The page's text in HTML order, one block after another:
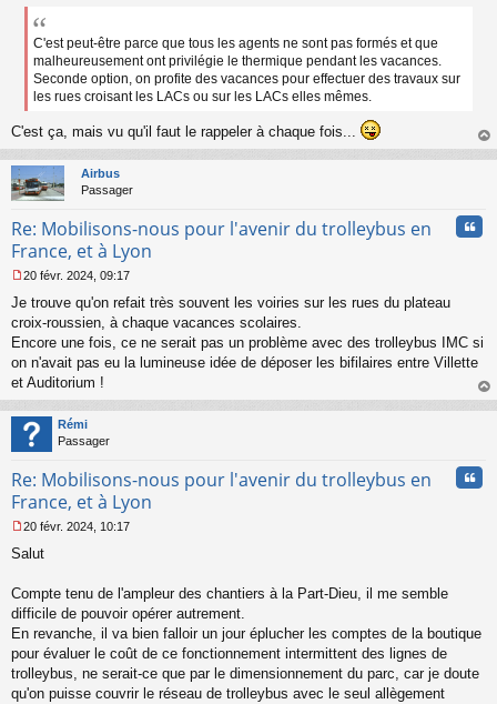
e
n
l
u
C'est peut-être parce que tous les agents ne sont pas formés et que
malheureusement ont privilégie le thermique pendant les vacances.
Seconde option, on profite des vacances pour effectuer des travaux sur
les rues croisant les LACs ou sur les LACs elles mêmes.
C'est ça, mais vu qu'il faut le rappeler à chaque fois...
au
Airbus
Passager
Re: Mobilisons-nous pour l'avenir du trolleybus en
France, et à Lyon
e
s
s
g
e
n
o
n
l
20 févr. 2024, 09:17
Je trouve qu'on refait très souvent les voiries sur les rues du plateau
croix-roussien, à chaque vacances scolaires.
Encore une fois, ce ne serait pas un problème avec des trolleybus IMC si
on n'avait pas eu la lumineuse idée de déposer les bifilaires entre Villette
et Auditorium !
au
Rémi
Passager
Re: Mobilisons-nous pour l'avenir du trolleybus en
France, et à Lyon
e
s
a
g
e
n
o
n
20 févr. 2024, 10:17
Salut
Compte tenu de l'ampleur des chantiers à la Part-Dieu, il me semble
difficile de pouvoir opérer autrement.
En revanche, il va bien falloir un jour éplucher les comptes de la boutique
pour évaluer le coût de ce fonctionnement intermittent des lignes de
trolleybus, ne serait-ce que par le dimensionnement du parc, car je doute
qu'on puisse couvrir le réseau de trolleybus avec le seul allègement